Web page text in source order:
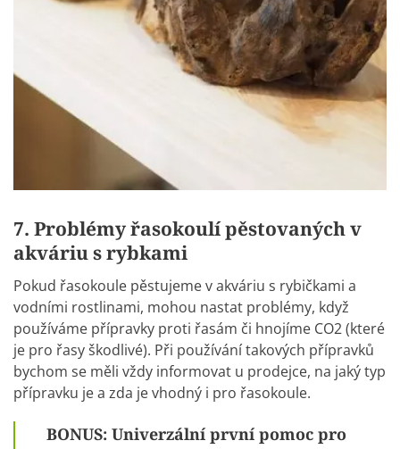
7. Problémy řasokoulí pěstovaných v
akváriu s rybkami
Pokud řasokoule pěstujeme v akváriu s rybičkami a
vodními rostlinami, mohou nastat problémy, když
používáme přípravky proti řasám či hnojíme CO2 (které
je pro řasy škodlivé). Při používání takových přípravků
bychom se měli vždy informovat u prodejce, na jaký typ
přípravku je a zda je vhodný i pro řasokoule.
BONUS: Univerzální první pomoc pro